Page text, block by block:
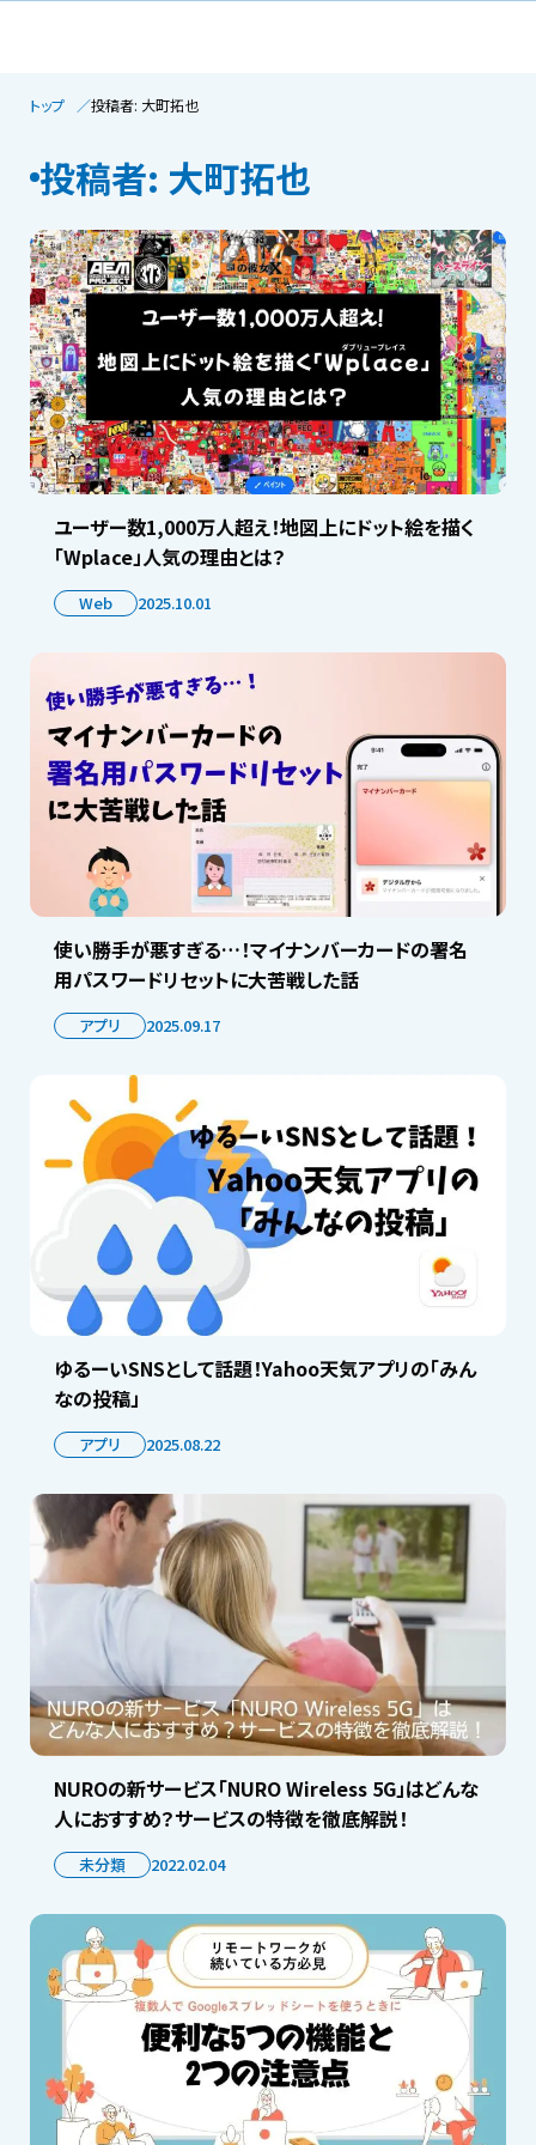
トップ 投稿者: 大町拓也
投稿者: 大町拓也
ユーザー数1,000万人超え！地図上にドット絵を描く
「Wplace」人気の理由とは？
Web 2025.10.01
使い勝手が悪すぎる…！マイナンバーカードの署名
用パスワードリセットに大苦戦した話
アプリ 2025.09.17
ゆるーいSNSとして話題！Yahoo天気アプリの「みん
なの投稿」
アプリ 2025.08.22
NUROの新サービス「NURO Wireless 5G」はどんな
人におすすめ？サービスの特徴を徹底解説！
未分類 2022.02.04